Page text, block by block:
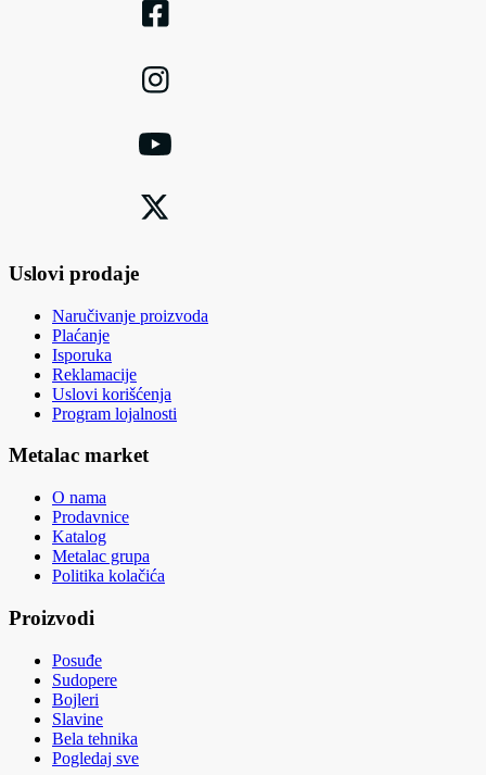
Uslovi prodaje
Naručivanje proizvoda
Plaćanje
Isporuka
Reklamacije
Uslovi korišćenja
Program lojalnosti
Metalac market
O nama
Prodavnice
Katalog
Metalac grupa
Politika kolačića
Proizvodi
Posuđe
Sudopere
Bojleri
Slavine
Bela tehnika
Pogledaj sve